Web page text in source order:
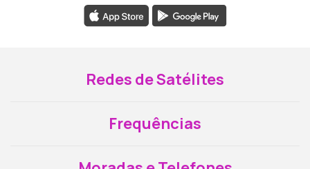
Redes de Satélites
Frequências